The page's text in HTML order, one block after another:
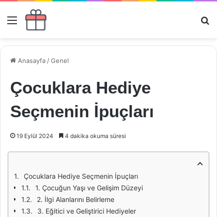
Menü
Anasayfa /Genel
Çocuklara Hediye
Seçmenin İpuçları
19 Eylül 2024 4 dakika okuma süresi
Çocuklara Hediye Seçmenin İpuçları
1. Çocuğun Yaşı ve Gelişim Düzeyi
2. İlgi Alanlarını Belirleme
3. Eğitici ve Geliştirici Hediyeler